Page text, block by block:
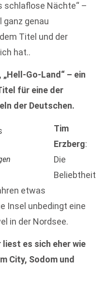
schlaflose Nächte“ –
ganz genau
Titel und der
hat..
Go-Land“ – ein
für eine der
der Deutschen.
Tim
Erzberg:
Die
Beliebtheit
etwas
Insel unbedingt eine
in der Nordsee.
es sich eher wie
City, Sodom und